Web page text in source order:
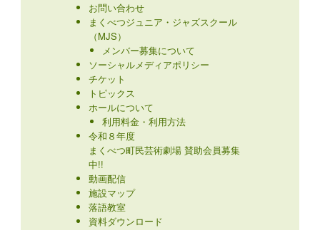
お問い合わせ
まくべつジュニア・ジャズスクール
（MJS）
メンバー募集について
ソーシャルメディアポリシー
チケット
トピックス
ホールについて
利用料金・利用方法
令和８年度
まくべつ町民芸術劇場 賛助会員募集
中!!
動画配信
施設マップ
落語教室
資料ダウンロード